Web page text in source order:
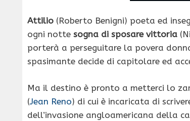
Attilio (Roberto Benigni) poeta ed
ogni notte sogna di sposare vittoria
porterà a perseguitare la povera
spasimante decide di capitolare ed
Ma il destino è pronto a metterci lo
(Jean Reno) di cui è incaricata di
dell’invasione angloamericana della